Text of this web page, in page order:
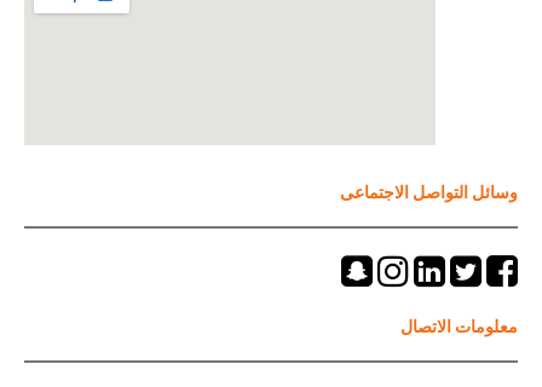
وسائل التواصل الاجتماعى
معلومات الاتصال